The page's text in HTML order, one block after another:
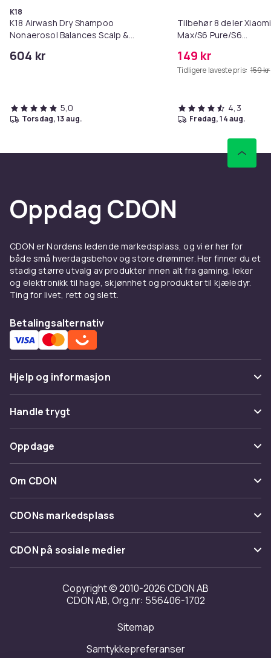
K18
K18 Airwash Dry Shampoo
Nonaerosol Balances Scalp &
604 kr
5,0
torsdag, 13 aug.
Tilbehør 8 deler
Max/S6 Pure/S6
149 kr
Tidligere laveste pris: 159 kr
4,3
fredag, 14 aug.
Oppdag CDON
CDON er Nordens ledende markedsplass, og vi er her for
både små hverdagsbehov og store drømmer. Her finner du et
stadig større utvalg av produkter innen alt fra gaming, leker
og elektronikk til hage, skjønnhet og produkter til kjæledyr.
Ting for livet, rett og slett.
Betalingsalternativ
Hjelp og informasjon
Vanlige spørsmål
Spor pakke
Angre & returner her
Kontakt oss
Handle trygt
Betaling
Levering
Tilbakekallinger
Oppdage
Kategorier
Varemerker
Om CDON
Om oss
Kundeanmeldelser
Jobbe på CDON
Investor relations
Tilgjengelighet
CDONs markedsplass
Merchant Help Center
CDON på sosiale medier
Copyright © 2010-2026 CDON AB
CDON AB, Org.nr: 556406-1702
Sitemap
Samtykkepreferanser